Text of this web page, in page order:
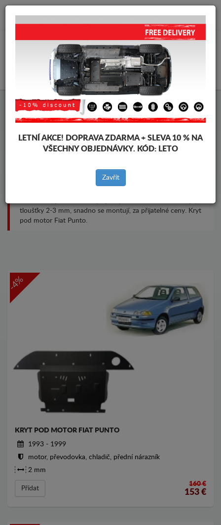
info@krytpodmotor.com
Kryt pod motor Fiat Punto
tloušťky 2-3 mm, snadno se montují, za přijatelné ceny. Kryt
pod motor Fiat Punto.
-4%
KRYT POD MOTOR FIAT PUNTO
1993 - 1999
motor, převodovka, chladič, přední nárazník
2 mm
Přídat
160 €
153 €
LETNÍ AKCE! DOPRAVA ZDARMA + SLEVA 10 % NA
VŠECHNY OBJEDNÁVKY. KÓD: LETO
Zavřít